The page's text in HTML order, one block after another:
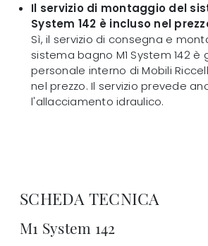
Il servizio di montaggio del
System 142 è incluso nel
Sì, il servizio di consegna e
sistema bagno M1 System 142 è
personale interno di Mobili
nel prezzo. Il servizio prevede
l'allacciamento idraulico.
SCHEDA TECNICA
M1 System 142